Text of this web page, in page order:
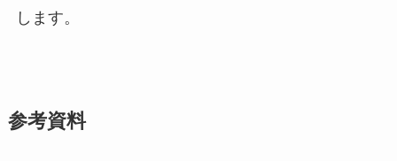
します。
参考資料